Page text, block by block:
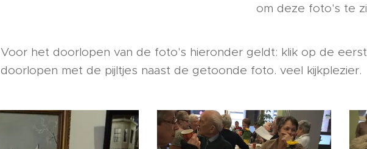
om deze foto's te
Voor het doorlopen van de foto's hieronder geldt: klik op de
doorlopen met de pijltjes naast de getoonde foto. veel kijkplezier.